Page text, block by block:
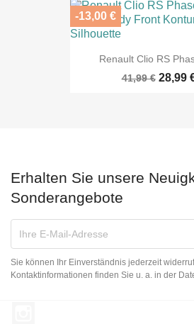
Renault Clio RS
41,99 € 28,99
-13,00 €
Erhalten Sie unsere
Sonderangebote
Sie können Ihr Einverständnis jederzeit
Kontaktinformationen finden Sie u. a. in der